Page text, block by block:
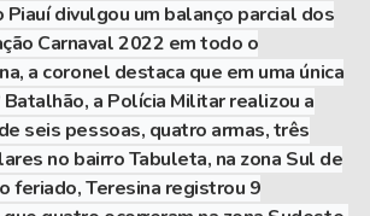
divulgou um balanço parcial dos
Carnaval 2022 em todo o
a coronel destaca que em uma única
Batalhão, a Polícia Militar realizou a
seis pessoas, quatro armas, três
no bairro Tabuleta, na zona Sul de
feriado, Teresina registrou 9